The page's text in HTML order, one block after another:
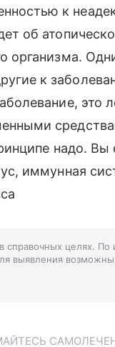
к
об
организма.
к
это
надо. Вы
иммунная
справочных целях. По
выявления